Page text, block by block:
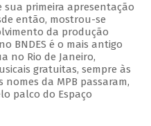
sua primeira apresentação
então, mostrou-se
da produção
BNDES é o mais antigo
no Rio de Janeiro,
gratuitas, sempre às
da MPB passaram,
palco do Espaço